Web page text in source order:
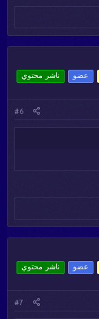
عضو ناشر محتوي
#6
عضو ناشر محتوي
#7